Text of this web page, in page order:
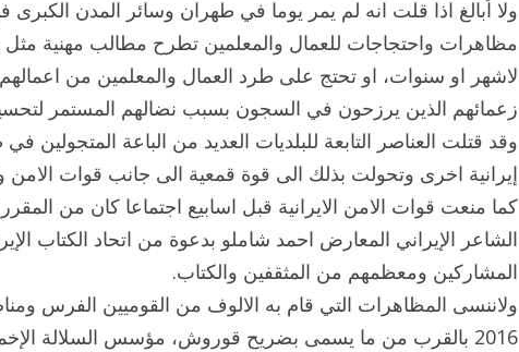
ولا اُبالغ اذا قلت انه لم يمر يوما في طهران وسائر المدن
مظاهرات واحتجاجات للعمال والمعلمين تطرح مطالب مهنية مثل
لاشهر او سنوات، او تحتج على طرد العمال والمعلمين من
زعمائهم الذين يرزحون في السجون بسبب نضالهم المستمر
وقد قتلت العناصر التابعة للبلديات العديد من الباعة المتجولين
إيرانية اخرى وتحولت بذلك الى قوة قمعية الى جانب قوات
كما منعت قوات الامن الايرانية قبل اسابيع اجتماعا كان من
الشاعر الإيراني المعارض احمد شاملو بدعوة من اتحاد الكتاب
المشاركين ومعظمهم من المثقفين والكتاب.
ولاننسى المظاهرات التي قام به الالوف من القوميين الفرس
2016 بالقرب من ما يسمى بضريح قوروش، مؤسس السلالة